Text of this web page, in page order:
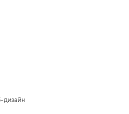
дизайн